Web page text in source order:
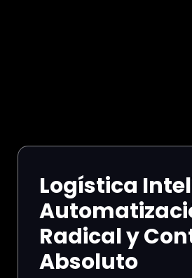
Logística
Radical y
Absoluto